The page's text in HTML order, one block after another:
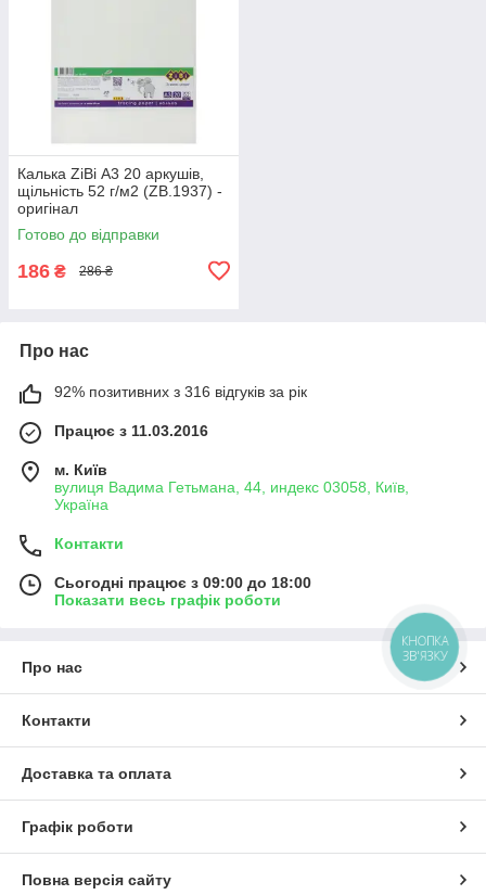
Калька ZiBi А3 20 аркушів,
щільність 52 г/м2 (ZB.1937) -
оригінал
Готово до відправки
186 ₴ 286 ₴
Про нас
92% позитивних з 316 відгуків за рік
Працює з 11.03.2016
м. Київ
вулиця Вадима Гетьмана, 44, индекс 03058, Київ,
Україна
Контакти
Сьогодні працює з 09:00 до 18:00
Показати весь графік роботи
Про нас
Контакти
Доставка та оплата
Графік роботи
Повна версія сайту
КНОПКА
ЗВ'ЯЗКУ